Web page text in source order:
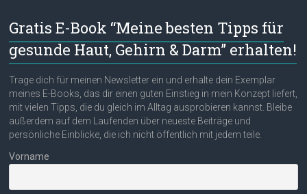
Gratis E-Book “Meine besten Tipps für
gesunde Haut, Gehirn & Darm” erhalten!
Trage dich für meinen Newsletter ein und erhalte dein Exemplar
meines E-Books, das dir einen guten Einstieg in mein Konzept liefert,
mit vielen Tipps, die du gleich im Alltag ausprobieren kannst. Bleibe
außerdem auf dem Laufenden über neueste Beiträge und
persönliche Einblicke, die ich nicht öffentlich mit jedem teile.
Vorname